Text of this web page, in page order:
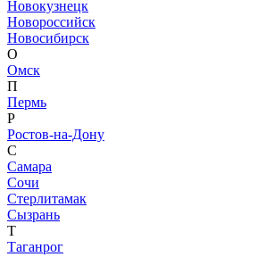
Новокузнецк
Новороссийск
Новосибирск
О
Омск
П
Пермь
Р
Ростов-на-Дону
С
Самара
Сочи
Стерлитамак
Сызрань
Т
Таганрог